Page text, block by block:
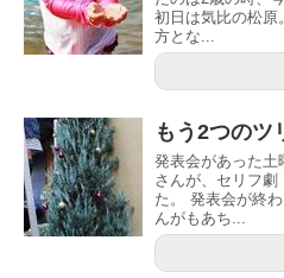
初日は気比の松原
方とな...
もう2つのツ
発表会があった土
さんが、セリフ
た。 発表会が終
んがもあち...